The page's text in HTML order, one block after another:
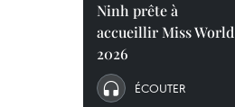
Ninh prête à
accueillir Miss World
2026
ÉCOUTER